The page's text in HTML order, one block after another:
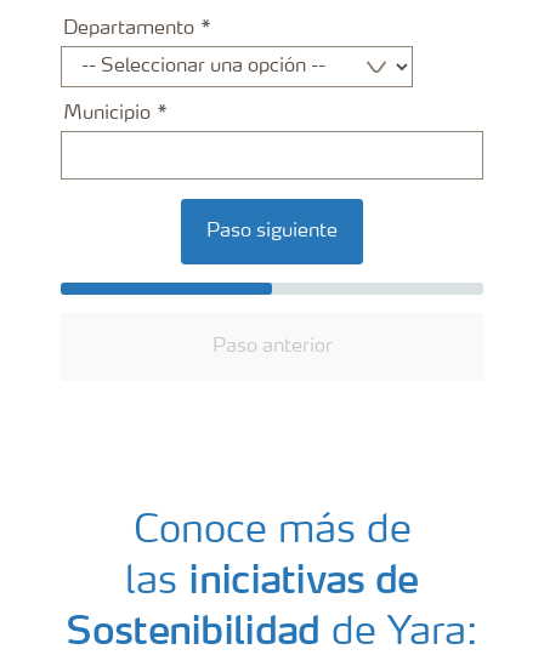
Departamento
Municipio
Paso anterior
Paso siguiente
Conoce más de
las iniciativas de
Sostenibilidad de Yara: